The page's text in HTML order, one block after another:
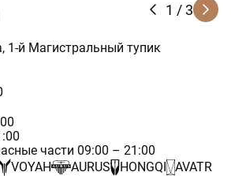
1 / 3
1-й Магистральный тупик
части 09:00 – 21:00
VOYAH AURUS HONGQI
AVATR